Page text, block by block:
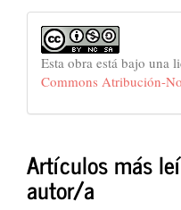
Esta obra está bajo una
Commons Atribución-
Artículos más
autor/a